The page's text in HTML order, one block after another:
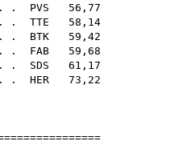
. PVS 56,77
. TTE 58,14
. BTK 59,42
. FAB 59,68
. . SDS 61,17
. HER 73,22